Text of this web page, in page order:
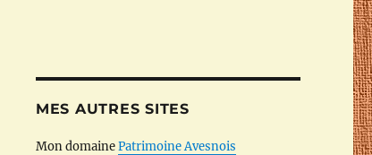
MES AUTRES SITES
Mon domainePatrimoine Avesnois